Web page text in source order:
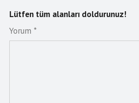
Lütfen tüm alanları doldurunuz!
Yorum *